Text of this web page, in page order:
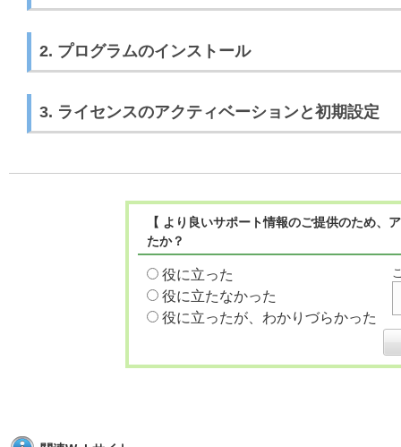
2. プログラムのインストール
3. ライセンスのアクティベーションと初期設定
【 より良いサポート情報のご提供のため
たか？
役に立った
役に立たなかった
役に立ったが、わかりづらかった